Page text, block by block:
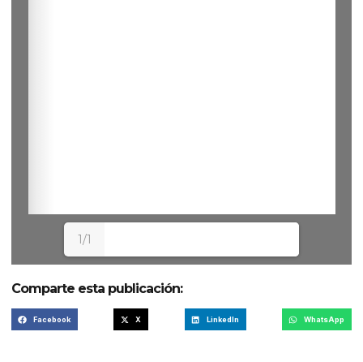
1/1
Comparte esta publicación:
Facebook X LinkedIn WhatsApp